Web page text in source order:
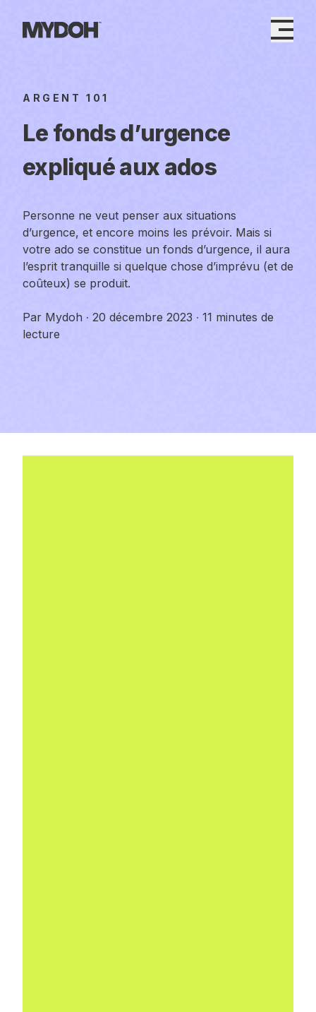
content
ARGENT 101
Le fonds d’urgence
expliqué aux ados
Personne ne veut penser aux situations
d’urgence, et encore moins les prévoir. Mais si
votre ado se constitue un fonds d’urgence, il aura
l’esprit tranquille si quelque chose d’imprévu (et de
coûteux) se produit.
Par Mydoh · 20 décembre 2023 · 11 minutes de
lecture